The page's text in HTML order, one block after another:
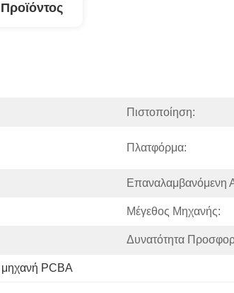
Πιστοποίηση:
Πλατφόρμα:
Επαναλαμβανόμενη
Μέγεθος Μηχανής:
Δυνατότητα
PCBA